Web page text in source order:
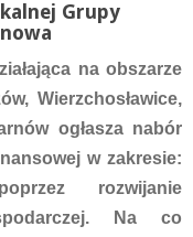
Grupy
na obszarze
Wierzchosławice,
ogłasza nabór
w zakresie:
rozwijanie
Na co